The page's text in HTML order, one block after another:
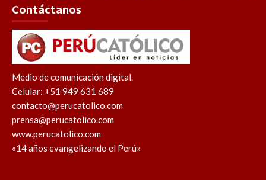
Contáctanos
Medio de comunicación digital.
Celular: +51 949 631 689
contacto@perucatolico.com
prensa@perucatolico.com
www.perucatolico.com
«14 años evangelizando el Perú»